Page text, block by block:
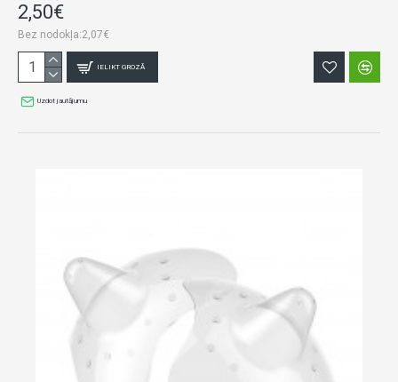
2,50€
Bez nodokļa:2,07€
IELIKT GROZĀ
Uzdot jautājumu